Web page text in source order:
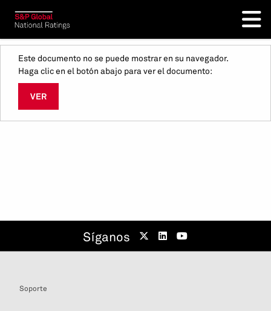
Este documento no se puede mostrar en su navegador.
Haga clic en el botón abajo para ver el documento:
VER
Síganos
Soporte